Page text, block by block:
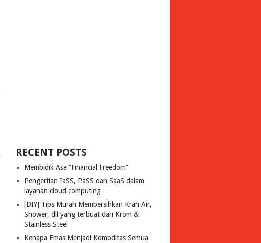
RECENT POSTS
Membidik Asa “Financial Freedom”
Pengertian IaSS, PaSS dan SaaS dalam
layanan cloud computing
[DIY] Tips Murah Membersihkan Kran Air,
Shower, dll yang terbuat dari Krom &
Stainless Steel
Kenapa Emas Menjadi Komoditas Semua